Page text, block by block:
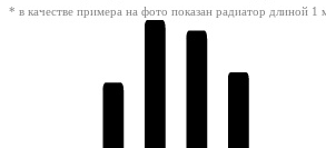
* в качестве примера на фото показан радиатор длиной 1